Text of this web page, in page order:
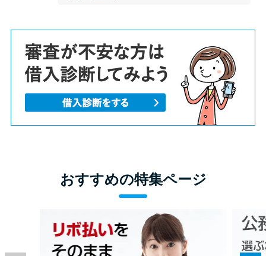
プロミスの返済方法を徹底解
説！ もっとも便利でお得な返済
方法はどれ？
年収が低い＆他社借入があると
落ちる？バンクイックの口コミ
を分析
合わせ先とシーン別の問い合わ
せ方法
おすすめの特集ページ